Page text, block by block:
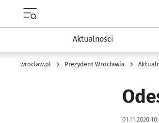
Aktualności
wroclaw.pl Prezydent Wrocławia
Data
01.11.2020